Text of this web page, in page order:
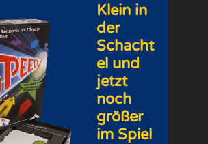
Klein in
der
Schacht
el und
jetzt
noch
größer
im Spiel